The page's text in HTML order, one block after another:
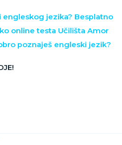
engleskog jezika? Besplatno
online testa Učilišta Amor
poznaješ engleski jezik?